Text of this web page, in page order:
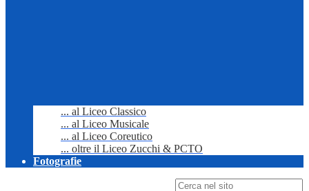
... al Liceo Classico
... al Liceo Musicale
... al Liceo Coreutico
... oltre il Liceo Zucchi & PCTO
Fotografie